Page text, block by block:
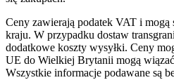
Ceny zawierają podatek VAT i mogą
kraju. W przypadku dostaw
dodatkowe koszty wysyłki. Ceny
UE do Wielkiej Brytanii mogą
Wszystkie informacje podawane są